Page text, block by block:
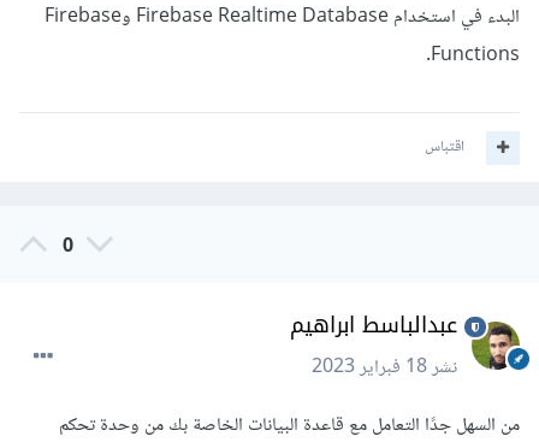
البدء في استخدام Firebase Realtime Database وFirebase
Functions.
اقتباس
0
عبدالباسط ابراهيم
نشر18 فبراير 2023
من السهل جدًا التعامل مع قاعدة البيانات الخاصة بك من وحدة تحكم